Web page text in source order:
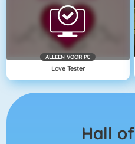
ALLEEN VOOR PC
Love Tester
Hall of